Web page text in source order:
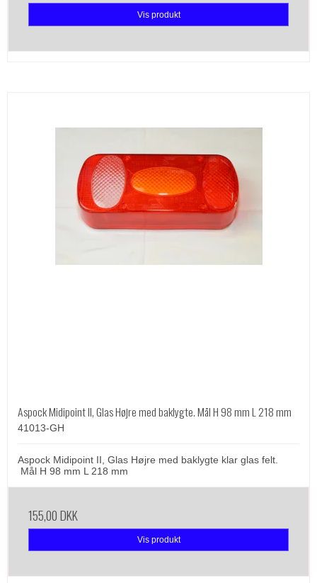
Vis produkt
Aspock Midipoint II, Glas Højre med baklygte. Mål H 98 mm L 218 mm
41013-GH
Aspock Midipoint II, Glas Højre med baklygte klar glas felt.
Mål H 98 mm L 218 mm
155,00 DKK
Vis produkt